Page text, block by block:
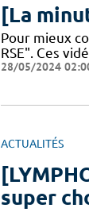
[La
Pour mieux
RSE". Ces
28/05/2024
ACTUALITÉS
super